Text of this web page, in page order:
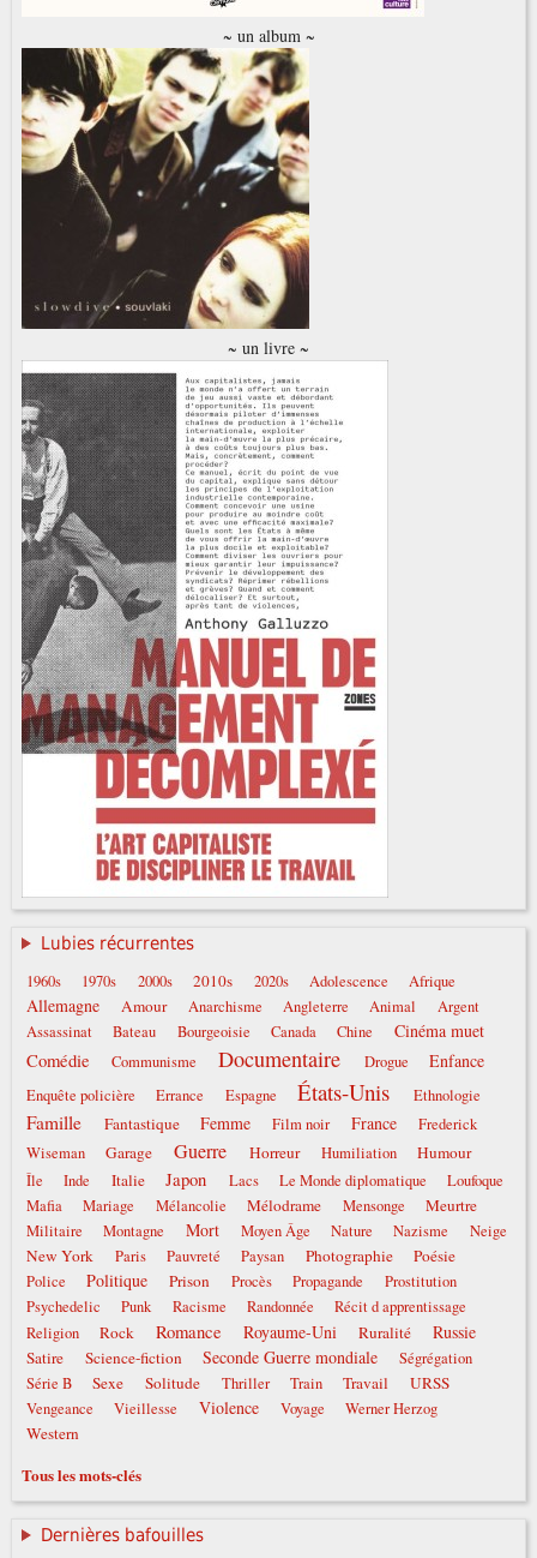
~ un album ~
~ un livre ~
Lubies récurrentes
1960s 1970s 2000s 2010s 2020s Adolescence Afrique
Allemagne Amour Anarchisme Angleterre Animal
Argent
Assassinat
Bateau Bourgeoisie Canada Chine Cinéma muet
Comédie Communisme Documentaire Drogue Enfance
Enquête policière Errance Espagne États-Unis Ethnologie
Famille Fantastique Femme Film noir France
Frederick
Wiseman
Garage Guerre Horreur Humiliation Humour
Île Inde Italie Japon Lacs Le Monde diplomatique
Loufoque
Mafia
Mariage Mélancolie Mélodrame Mensonge Meurtre
Militaire Montagne Mort Moyen Âge Nature Nazisme Neige
New York Paris Pauvreté Paysan Photographie Poésie
Police Politique Prison Procès Propagande
Prostitution
Psychedelic
Punk Racisme Randonnée
Récit d apprentissage
Religion
Rock Romance Royaume-Uni Ruralité Russie
Satire Science-fiction Seconde Guerre mondiale
Ségrégation
Série B
Sexe Solitude Thriller Train Travail URSS
Vengeance Vieillesse Violence Voyage Werner Herzog
Western
Tous les mots-clés
Dernières bafouilles